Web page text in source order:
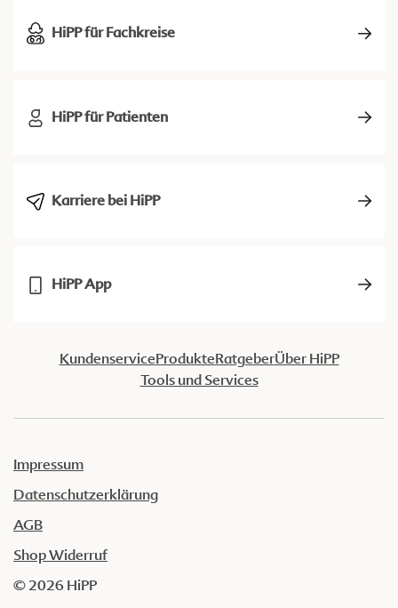
HiPP für Fachkreise
HiPP für Patienten
Karriere bei HiPP
HiPP App
KundenserviceProdukteRatgeberÜber HiPP
Tools und Services
Impressum
Datenschutzerklärung
AGB
Shop Widerruf
© 2026 HiPP